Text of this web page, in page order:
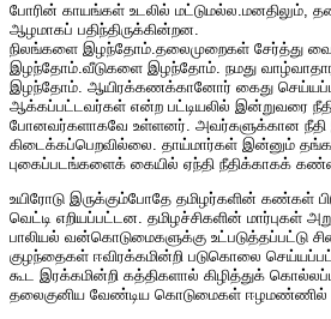
போரின் காயங்கள் உடலில் மட்டுமல்ல.மனதிலும்,
ஆழமாகப் பதிந்திருக்கின்றன.
நிலங்களை இழந்தோம்.தலைமுறைகள் சேர்த்து
இழந்தோம்.வீடுகளை இழந்தோம். நமது
இழந்தோம். ஆயிரக்கணக்கானோர் கைது
ஆக்கப்பட்டவர்கள் என்ற பட்டியலில் இன்றுவரை
போனவர்களாகவே உள்ளனர். அவர்களுக்கான நீதி
கிடைக்கப்பெறவில்லை. தாய்மார்கள் இன்னும்
புகைப்படங்களைக் கையில் ஏந்தி நீதிக்காகக்
உயிரோடு இருக்கும்போதே தமிழர்களின் கண்கள்
வெட்டி எறியப்பட்டன. தமிழச்சிகளின் மார்புகள்
பாலியல் வன்கொடுமைகளுக்கு உட்படுத்தப்பட்டு
குழந்தைகள் ஈவிரக்கமின்றி படுகொலை
கூட இரக்கமின்றி கத்திகளால் கிழித்துக்
தலைகுனிய வேண்டிய கொடுமைகள் ஈழமண்ணில்